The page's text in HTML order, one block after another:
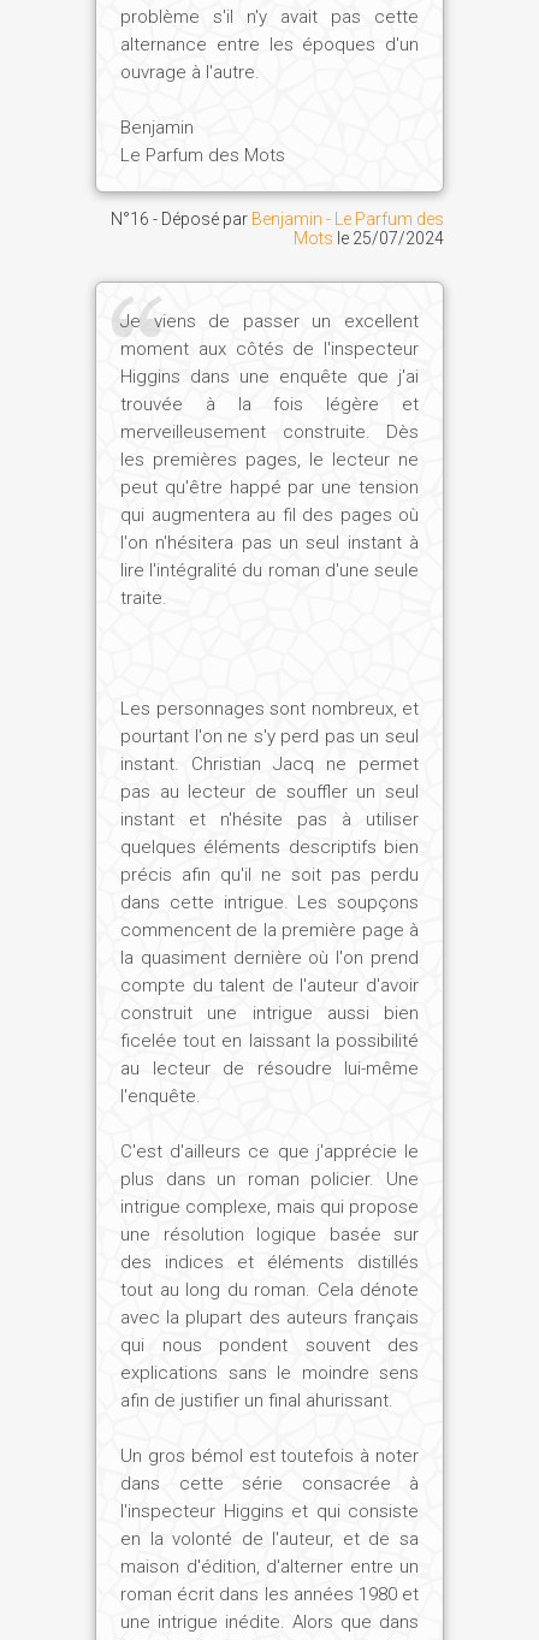
problème s'il n'y avait pas cette
alternance entre les époques d'un
ouvrage à l'autre.
Benjamin
Le Parfum des Mots
N°16 - Déposé par Benjamin - Le Parfum des
Mots le 25/07/2024
Je viens de passer un excellent
moment aux côtés de l'inspecteur
Higgins dans une enquête que j'ai
trouvée à la fois légère et
merveilleusement construite. Dès
les premières pages, le lecteur ne
peut qu'être happé par une tension
qui augmentera au fil des pages où
l'on n'hésitera pas un seul instant à
lire l'intégralité du roman d'une seule
traite.
Les personnages sont nombreux, et
pourtant l'on ne s'y perd pas un seul
instant. Christian Jacq ne permet
pas au lecteur de souffler un seul
instant et n'hésite pas à utiliser
quelques éléments descriptifs bien
précis afin qu'il ne soit pas perdu
dans cette intrigue. Les soupçons
commencent de la première page à
la quasiment dernière où l'on prend
compte du talent de l'auteur d'avoir
construit une intrigue aussi bien
ficelée tout en laissant la possibilité
au lecteur de résoudre lui-même
l'enquête.
C'est d'ailleurs ce que j'apprécie le
plus dans un roman policier. Une
intrigue complexe, mais qui propose
une résolution logique basée sur
des indices et éléments distillés
tout au long du roman. Cela dénote
avec la plupart des auteurs français
qui nous pondent souvent des
explications sans le moindre sens
afin de justifier un final ahurissant.
Un gros bémol est toutefois à noter
dans cette série consacrée à
l'inspecteur Higgins et qui consiste
en la volonté de l'auteur, et de sa
maison d'édition, d'alterner entre un
roman écrit dans les années 1980 et
une intrigue inédite. Alors que dans